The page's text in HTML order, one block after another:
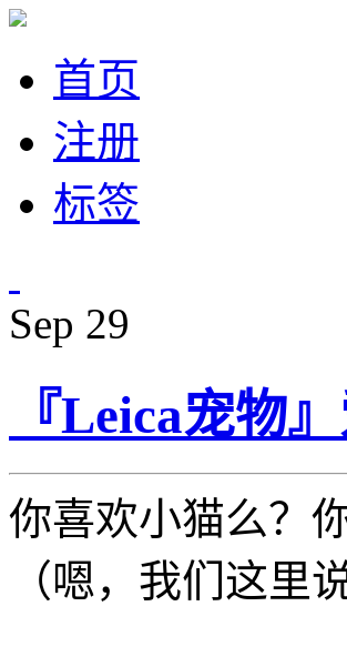
首页
注册
标签
Sep 29
『Leica宠物
你喜欢小猫么？
（嗯，我们这里